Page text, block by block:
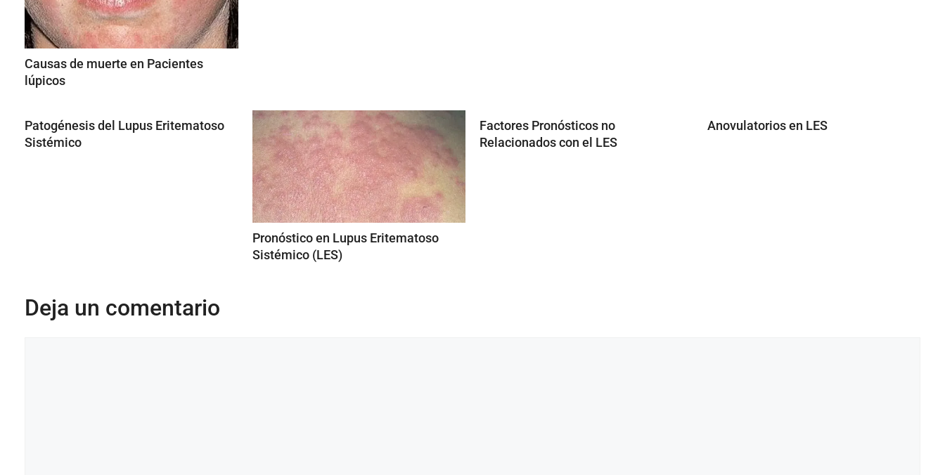
Causas de muerte en Pacientes
lúpicos
Patogénesis del Lupus Eritematoso
Sistémico
Pronóstico en Lupus Eritematoso
Sistémico (LES)
Factores Pronósticos no
Relacionados con el LES
Anovulatorios en LES
Deja un comentario